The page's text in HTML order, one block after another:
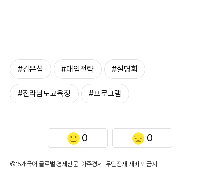
#김은섭 #대입전략 #설명회
#전라남도교육청 #프로그램
0 0
©'5개국어 글로벌 경제신문' 아주경제. 무단전재·재배포 금지